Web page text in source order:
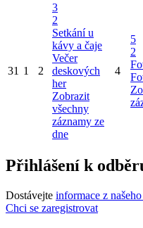
31 1 2
3
2
Setkání u
kávy a čaje
Večer
deskových
her
Zobrazit
všechny
záznamy ze
dne
4
5
2
Přihlášení k
Dostávejte informace z
Chci se zaregistrovat